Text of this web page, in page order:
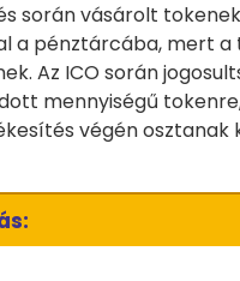
során vásárolt
a pénztárcába, mert a
Az ICO során
mennyiségű
végén osztanak